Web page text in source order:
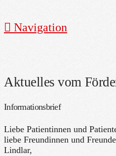
Navigation
Aktuelles vom
Informationsbrief
Liebe Patientinnen und
liebe Freundinnen und
Lindlar,